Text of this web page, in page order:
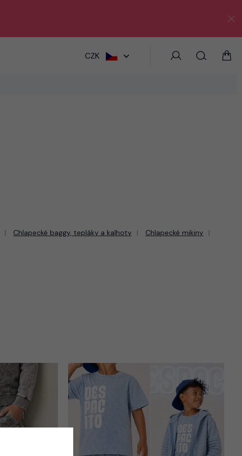
CZK
Chlapecké baggy, tepláky a kalhoty
Chlapecké mikiny